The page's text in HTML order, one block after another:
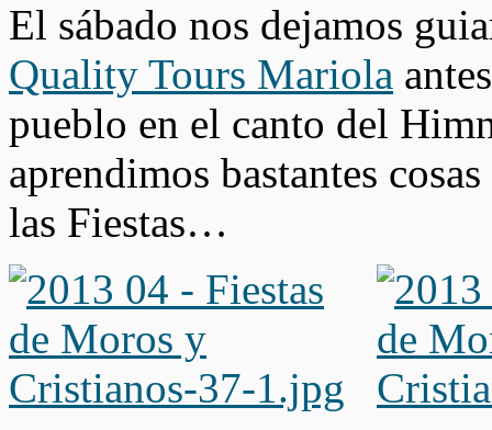
El sábado nos dejamos
Quality Tours Mariola
pueblo en el canto del
aprendimos bastantes
las Fiestas…